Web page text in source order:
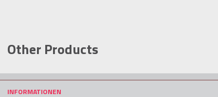
Other Products
INFORMATIONEN